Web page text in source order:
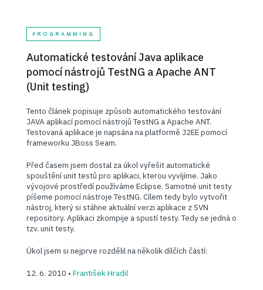
PROGRAMMING
Automatické testování Java aplikace
pomocí nástrojů TestNG a Apache ANT
(Unit testing)
Tento článek popisuje způsob automatického testování
JAVA aplikací pomocí nástrojů TestNG a Apache ANT.
Testovaná aplikace je napsána na platformě J2EE pomocí
frameworku JBoss Seam.
Před časem jsem dostal za úkol vyřešit automatické
spouštění unit testů pro aplikaci, kterou vyvíjíme. Jako
vývojové prostředí používáme Eclipse. Samotné unit testy
píšeme pomocí nástroje TestNG. Cílem tedy bylo vytvořit
nástroj, který si stáhne aktuální verzi aplikace z SVN
repository. Aplikaci zkompije a spustí testy. Tedy se jedná o
tzv. unit testy.
Úkol jsem si nejprve rozdělil na několik dílčích částí:
12. 6. 2010 • František Hradil